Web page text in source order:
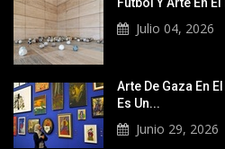
Fútbol Y Arte En
Julio 04, 2026
Arte De Gaza En
Es Un...
Junio 29, 2026